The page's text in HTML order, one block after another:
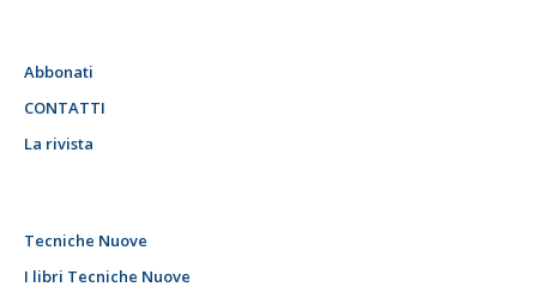
Abbonati
CONTATTI
La rivista
Tecniche Nuove
I libri Tecniche Nuove